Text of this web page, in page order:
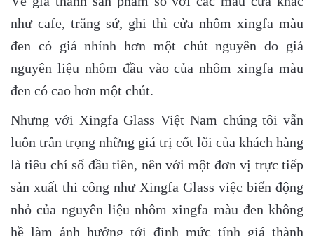
như cafe, trắng sứ, ghi thì cửa nhôm xingfa màu
đen có giá nhỉnh hơn một chút nguyên do giá
nguyên liệu nhôm đầu vào của nhôm xingfa màu
đen có cao hơn một chút.
Nhưng với Xingfa Glass Việt Nam chúng tôi vẫn
luôn trân trọng những giá trị cốt lõi của khách hàng
là tiêu chí số đầu tiên, nên với một đơn vị trực tiếp
sản xuất thi công như Xingfa Glass việc biến động
nhỏ của nguyên liệu nhôm xingfa màu đen không
hề làm ảnh hưởng tới định mức tính giá thành